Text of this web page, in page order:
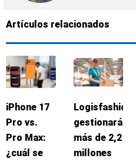
Artículos relacionados
iPhone 17
Pro vs.
Pro Max:
¿cuál se
Logisfashion
gestionará
más de 2,2
millones